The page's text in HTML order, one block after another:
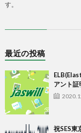
す。
最近の投稿
アント証
祝SES東